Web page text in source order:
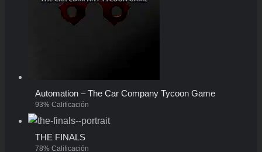
Automation – The Car Company Tycoon Game
93% Calificación
THE FINALS
78% Calificación